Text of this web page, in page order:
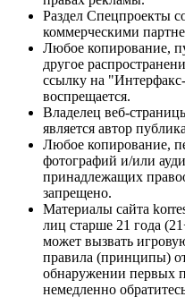
Раздел Спецпроекты
коммерческими
Любое копирование,
другое
ссылку на
воспрещается.
Владелец веб-
является автор
Любое копирование,
фотографий и/или
принадлежащих
запрещено.
Материалы сайта
лиц старше 21 года
может вызвать
правила (принципы)
обнаружении первых
немедленно